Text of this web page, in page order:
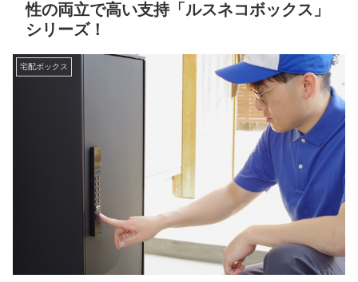
性の両立で高い支持「ルスネコボックス」
シリーズ！
宅配ボックス